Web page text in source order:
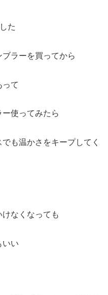
た
ラーを買ってから
って
使ってみたら
も温かさをキープしてく
なくなっても
いい